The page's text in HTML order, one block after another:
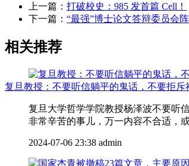
上一篇： 打破校史：985 发首篇 Cell！
下一篇： “最强”博士论文答辩委员会
相关推荐
复旦教授：不要听信躺平的鬼话，不要拒斥
复旦大学哲学学院教授杨泽波不要听
非常辛苦的事儿，万一内容不合适，
2024-07-06 23:38 admin